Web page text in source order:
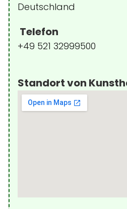
Deutschland
Telefon
+49 521 32999500
Standort von